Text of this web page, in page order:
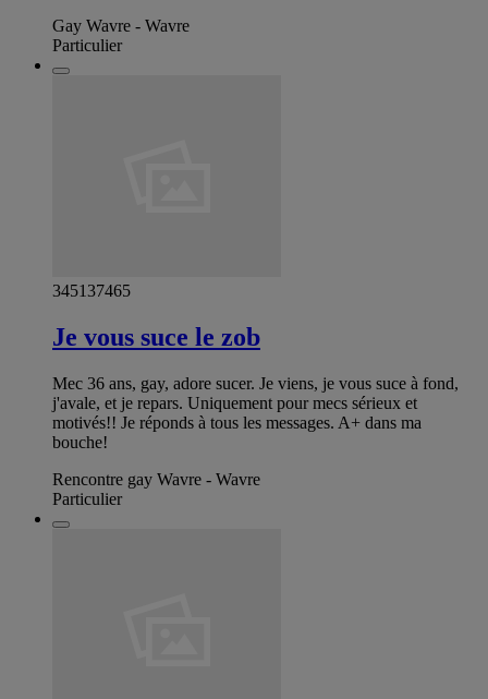
Gay Wavre - Wavre
Particulier
345137465
Je vous suce le zob
Mec 36 ans, gay, adore sucer. Je viens, je vous suce à fond,
j'avale, et je repars. Uniquement pour mecs sérieux et
motivés!! Je réponds à tous les messages. A+ dans ma
bouche!
Rencontre gay Wavre - Wavre
Particulier